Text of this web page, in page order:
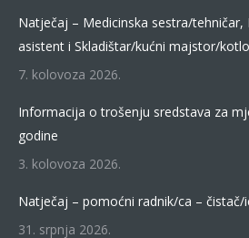
Natječaj – Medicinska sestra/
asistent i Skladištar/kućni majstor/
7. kolovoza 2026.
Informacija o trošenju sredstava za
godine
3. kolovoza 2026.
Natječaj – pomoćni radnik/ca – čistač/
31. srpnja 2026.